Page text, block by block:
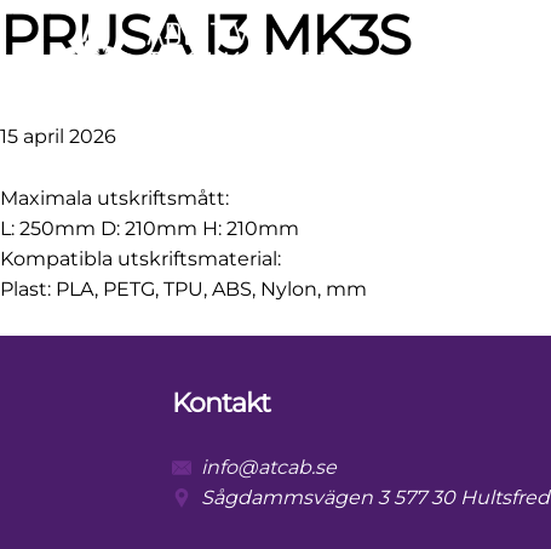
Skip
to
primary
Skip
to
main
Skip
to
primary
Skip
to
footer
PRUSA I3 MK3S
15 april 2026
Maximala utskriftsmått:
L: 250mm D: 210mm H: 210mm
Kompatibla utskriftsmaterial:
Plast: PLA, PETG, TPU, ABS, Nylon, mm
Kontakt
info@atcab.se
Sågdammsvägen 3 577 30 Hultsfred